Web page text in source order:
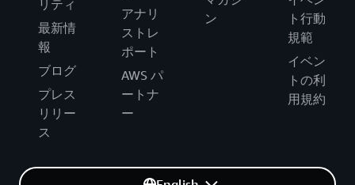
リティ
最新情
報
ブログ
プレス
リリー
ス
アナリ
ストレ
ポート
AWS パ
ートナ
ー
ン
ト行動
規範
イベン
トの利
用規約